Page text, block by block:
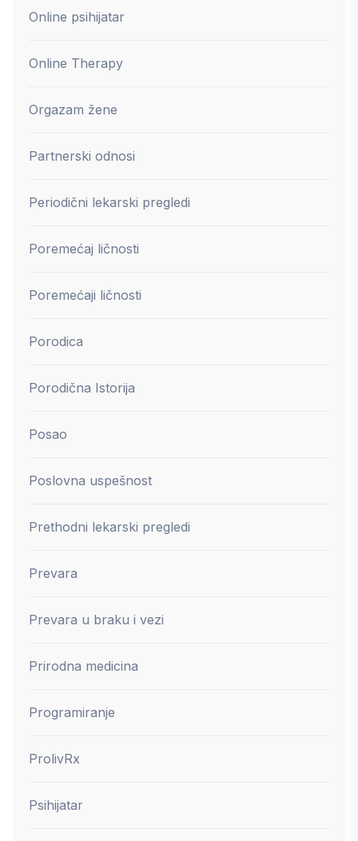
Online psihijatar
Online Therapy
Orgazam žene
Partnerski odnosi
Periodični lekarski pregledi
Poremećaj ličnosti
Poremećaji ličnosti
Porodica
Porodična Istorija
Posao
Poslovna uspešnost
Prethodni lekarski pregledi
Prevara
Prevara u braku i vezi
Prirodna medicina
Programiranje
ProlivRx
Psihijatar